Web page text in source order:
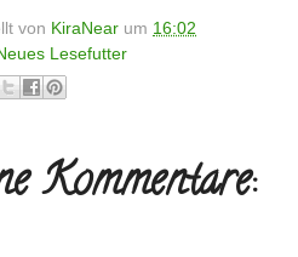
von KiraNear um 16:02
Lesefutter
Kommentare: